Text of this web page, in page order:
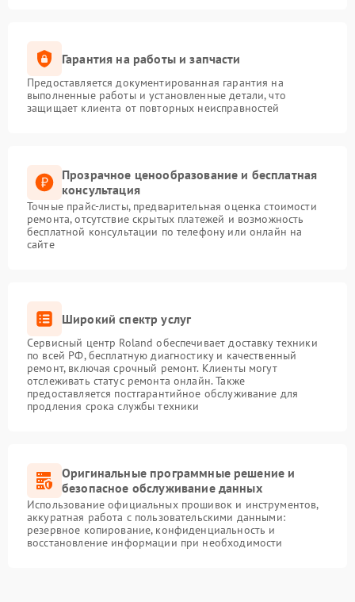
Гарантия на работы и запчасти
Предоставляется документированная гарантия на
выполненные работы и установленные детали, что
защищает клиента от повторных неисправностей
Прозрачное ценообразование и бесплатная
консультация
Точные прайс-листы, предварительная оценка стоимости
ремонта, отсутствие скрытых платежей и возможность
бесплатной консультации по телефону или онлайн на
сайте
Широкий спектр услуг
Сервисный центр Roland обеспечивает доставку техники
по всей РФ, бесплатную диагностику и качественный
ремонт, включая срочный ремонт. Клиенты могут
отслеживать статус ремонта онлайн. Также
предоставляется постгарантийное обслуживание для
продления срока службы техники
Оригинальные программные решение и
безопасное обслуживание данных
Использование официальных прошивок и инструментов,
аккуратная работа с пользовательскими данными:
резервное копирование, конфиденциальность и
восстановление информации при необходимости